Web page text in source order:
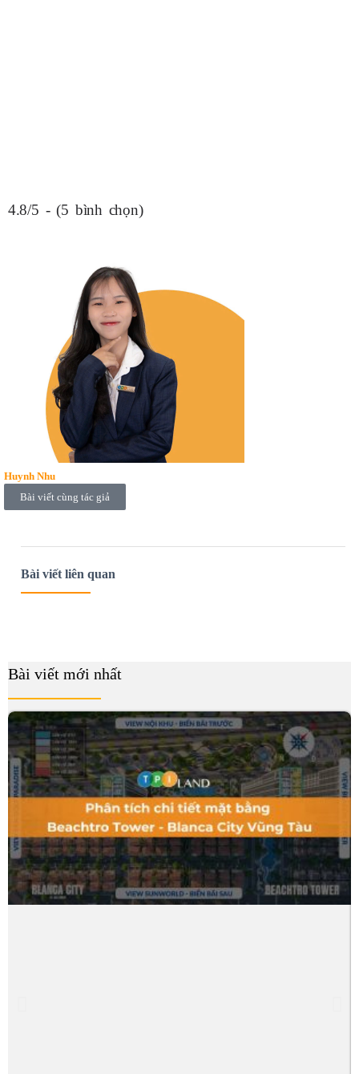
4.8/5 - (5 bình chọn)
Huynh Nhu
Bài viết cùng tác giả
Bài viết liên quan
Bài viết mới nhất